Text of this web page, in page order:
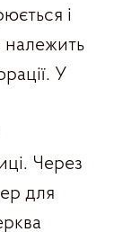
і
належить
У
Через
для